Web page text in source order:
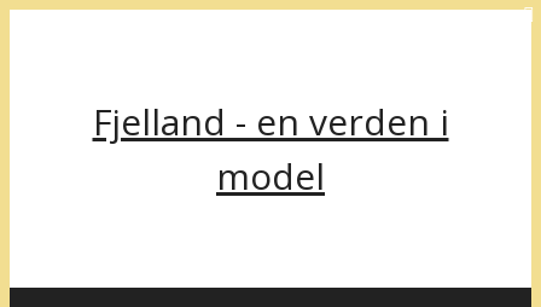
Fjelland - en verden i
model